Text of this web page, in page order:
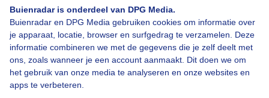
Buienradar is onderdeel van DPG Media.
Buienradar en DPG Media gebruiken cookies om informatie over
je apparaat, locatie, browser en surfgedrag te verzamelen. Deze
informatie combineren we met de gegevens die je zelf deelt met
ons, zoals wanneer je een account aanmaakt. Dit doen we om
het gebruik van onze media te analyseren en onze websites en
apps te verbeteren.
Bekijk slideshow